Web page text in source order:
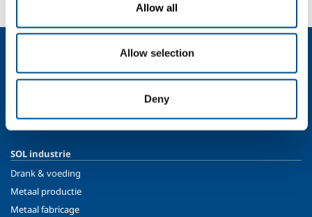
Allow all
Allow selection
Deny
Bedrijfsprofiel
SOL industrie
Drank & voeding
Metaal productie
Metaal fabricage